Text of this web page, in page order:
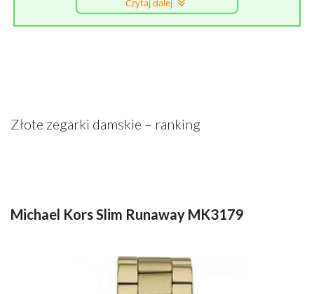
Czytaj dalej
Złote zegarki damskie – ranking
Michael Kors Slim Runaway MK3179